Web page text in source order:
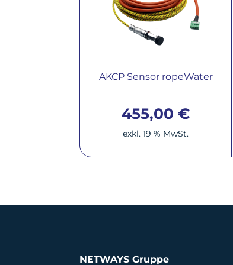
AKCP Sensor ropeWater
455,00€
exkl. 19 % MwSt.
NETWAYS Gruppe